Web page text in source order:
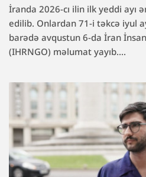
İranda 2026-cı ilin ilk yeddi ayı
edilib. Onlardan 71-i təkcə iyul
barədə avqustun 6-da İran İnsan
(IHRNGO) məlumat yayıb....